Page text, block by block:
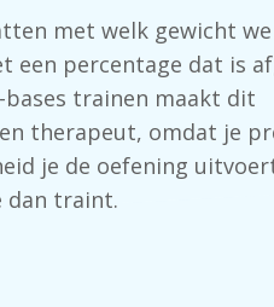
met welk gewicht
een percentage dat is
bases trainen maakt dit
therapeut, omdat je
je de oefening
dan traint.